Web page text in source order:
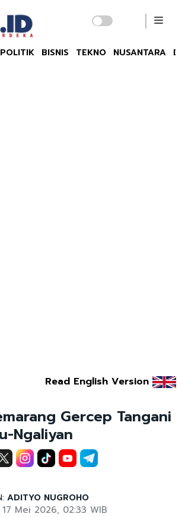
POLITIK BISNIS TEKNO NUSANTARA
Read English Version
Gercep Tangani
Ngaliyan
ADITYO NUGROHO
Mei 2026, 02:33 WIB